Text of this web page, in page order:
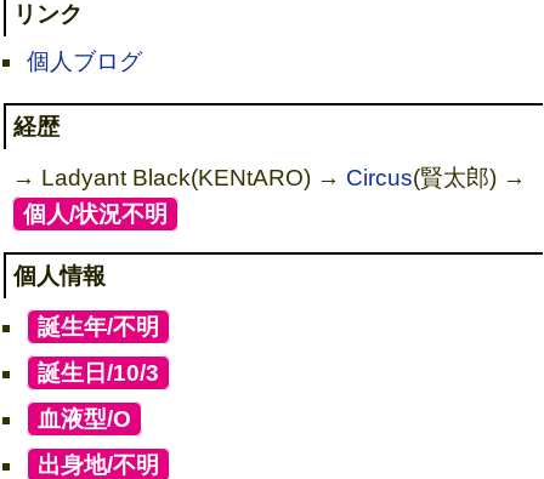
リンク
個人ブログ
経歴
→ Ladyant Black(KENtARO) → Circus(賢太郎) →
[個人/状況不明
個人情報
誕生年/不明
誕生日/10/3
血液型/O
出身地/不明